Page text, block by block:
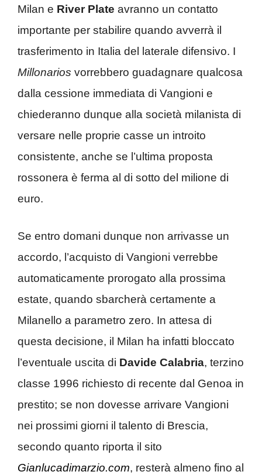
Milan e River Plate avranno un contatto
importante per stabilire quando avverrà il
trasferimento in Italia del laterale difensivo. I
Millonarios vorrebbero guadagnare qualcosa
dalla cessione immediata di Vangioni e
chiederanno dunque alla società milanista di
versare nelle proprie casse un introito
consistente, anche se l’ultima proposta
rossonera è ferma al di sotto del milione di
euro.
Se entro domani dunque non arrivasse un
accordo, l’acquisto di Vangioni verrebbe
automaticamente prorogato alla prossima
estate, quando sbarcherà certamente a
Milanello a parametro zero. In attesa di
questa decisione, il Milan ha infatti bloccato
l’eventuale uscita di Davide Calabria, terzino
classe 1996 richiesto di recente dal Genoa in
prestito; se non dovesse arrivare Vangioni
nei prossimi giorni il talento di Brescia,
secondo quanto riporta il sito
Gianlucadimarzio.com, resterà almeno fino al